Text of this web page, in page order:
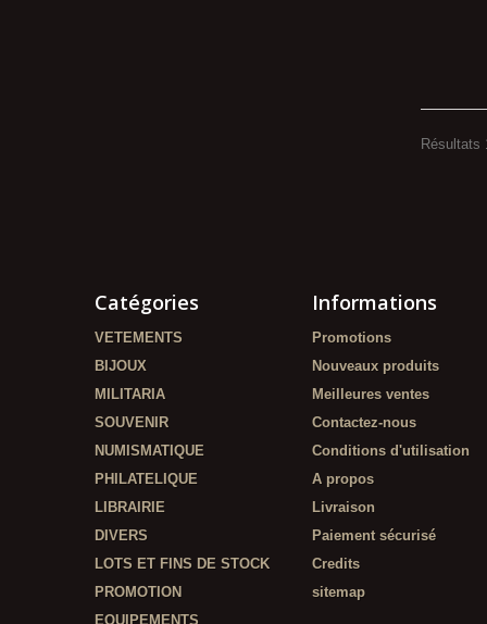
Résultats
Catégories
VETEMENTS
BIJOUX
MILITARIA
SOUVENIR
NUMISMATIQUE
PHILATELIQUE
LIBRAIRIE
DIVERS
LOTS ET FINS DE STOCK
PROMOTION
EQUIPEMENTS
Informations
Promotions
Nouveaux produits
Meilleures ventes
Contactez-nous
Conditions d'utilisation
A propos
Livraison
Paiement sécurisé
Credits
sitemap